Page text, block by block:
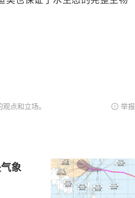
点和立场。 举报
象